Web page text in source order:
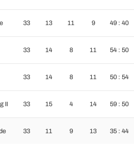
33 13 11 9 49 : 40
33 14 8 11 54 : 50
33 14 8 11 50 : 54
II 33 15 4 14 59 : 50
33 11 9 13 35 : 44